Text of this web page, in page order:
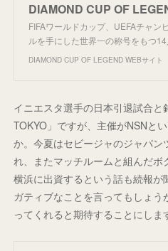
FIFAワールドカップ、UEFAチャン
ルを手にした世界一の称号をもつ
DIAMOND CUP OF LEGEND WEBサイト
イニエスタ選手の日本引退試合
TOKYO」ですが、主催がNSNと
か。今夏はセビージャのジャパン
れ、またマッチルームと組んだボ
横浜に出資するという話も続報
ガティブなことを言ってもしょ
ってくれると期待することにしま